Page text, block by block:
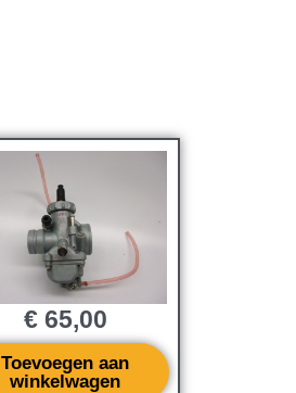
€65,00
Toevoegen aan
winkelwagen